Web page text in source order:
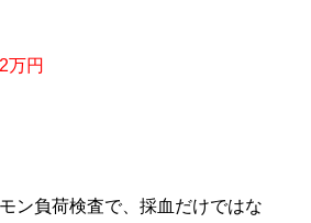
万円
ン負荷検査で、採血だけではな